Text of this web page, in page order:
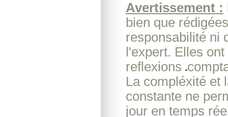
Avertissement :
bien que
responsabilité ni
l'expert. Elles
reflexions
La compléxité et
constante ne
jour en temps